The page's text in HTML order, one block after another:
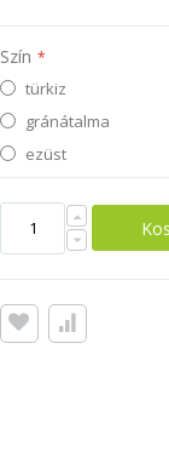
Szín
türkiz
gránátalma
ezüst